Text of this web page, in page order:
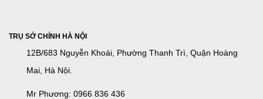
TRỤ SỞ CHÍNH HÀ NỘI
12B/683 Nguyễn Khoái, Phường Thanh Trì, Quận Hoàng
Mai, Hà Nội.
Mr Phương: 0966 836 436